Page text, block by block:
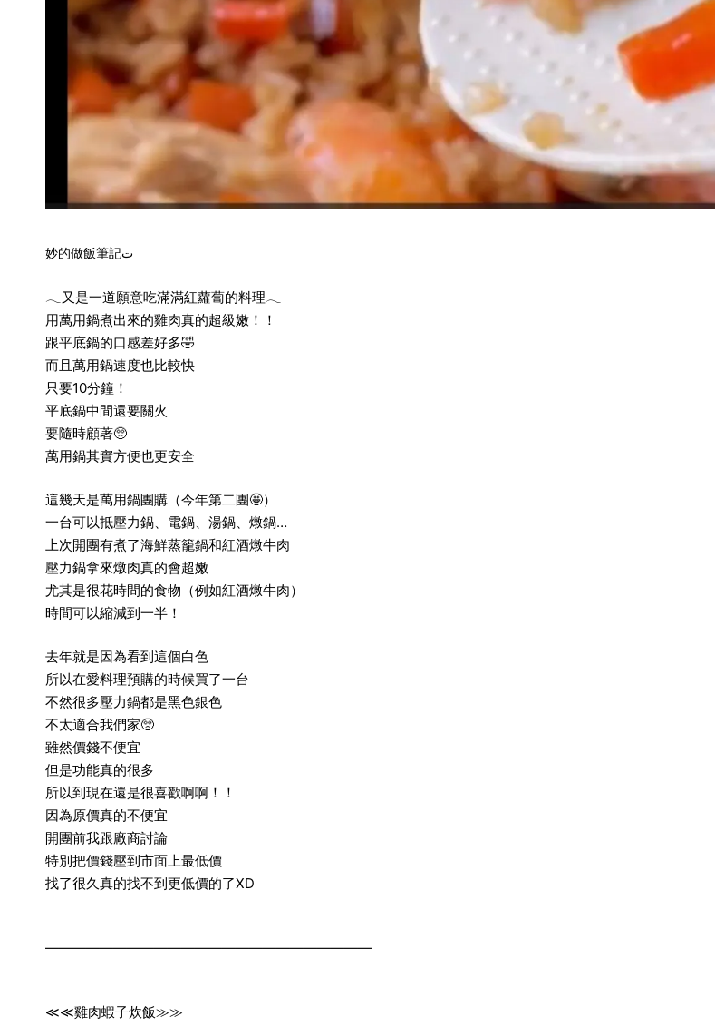
𓂃又是一道願意吃滿滿紅蘿蔔的料理𓂃
用萬用鍋煮出來的雞肉真的超級嫩！！
跟平底鍋的口感差好多🤣
而且萬用鍋速度也比較快
只要10分鐘！
平底鍋中間還要關火
要隨時顧著🥺
萬用鍋其實方便也更安全
這幾天是萬用鍋團購（今年第二團🤩）
一台可以抵壓力鍋、電鍋、湯鍋、燉鍋…
上次開團有煮了海鮮蒸籠鍋和紅酒燉牛肉
壓力鍋拿來燉肉真的會超嫩
尤其是很花時間的食物（例如紅酒燉牛肉）
時間可以縮減到一半！
去年就是因為看到這個白色
所以在愛料理預購的時候買了一台
不然很多壓力鍋都是黑色銀色
不太適合我們家🥺
雖然價錢不便宜
但是功能真的很多
所以到現在還是很喜歡啊啊！！
因為原價真的不便宜
開團前我跟廠商討論
特別把價錢壓到市面上最低價
找了很久真的找不到更低價的了XD
————————————————————————
≪≪雞肉蝦子炊飯≫≫